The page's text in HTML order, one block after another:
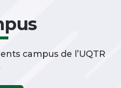
campus de l’UQTR